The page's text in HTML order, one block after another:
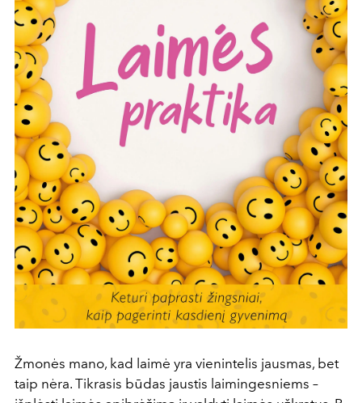
Žmonės mano, kad laimė yra vienintelis jausmas, bet
taip nėra. Tikrasis būdas jaustis laimingesniems –